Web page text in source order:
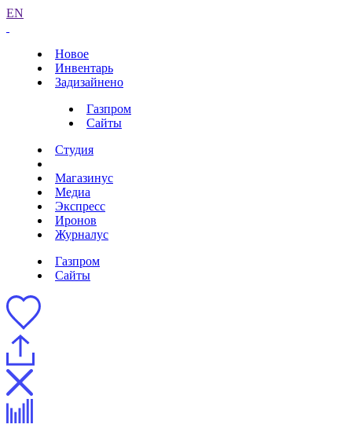
EN
Новое
Инвентарь
Задизайнено
Газпром
Сайты
Студия
Магазинус
Медиа
Экспресс
Иронов
Журналус
Газпром
Сайты